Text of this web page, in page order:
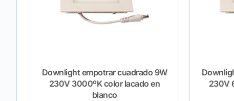
Downlight empotrar cuadrado 9W
230V 3000ºK color lacado en
blanco
230V